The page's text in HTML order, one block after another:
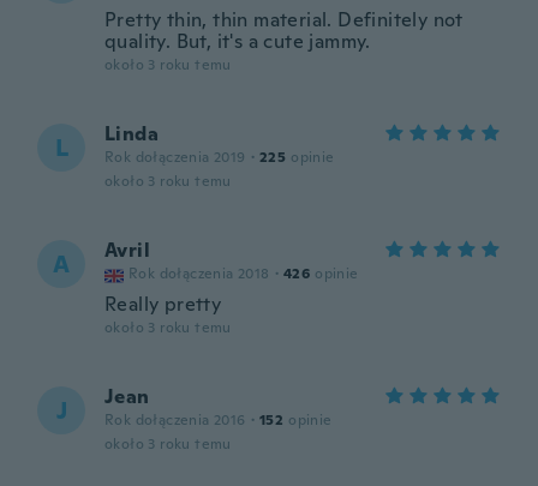
Pretty thin, thin material. Definitely not
quality. But, it's a cute jammy.
około 3 roku temu
L Linda
Rok dołączenia 2019 · 225 opinie
około 3 roku temu
A Avril
Rok dołączenia 2018 · 426 opinie
Really pretty
około 3 roku temu
J Jean
Rok dołączenia 2016 · 152 opinie
około 3 roku temu